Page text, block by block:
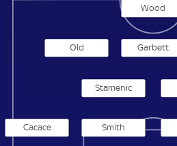
Smith
Cacace
Stamenic
Garbett
Old
Wood